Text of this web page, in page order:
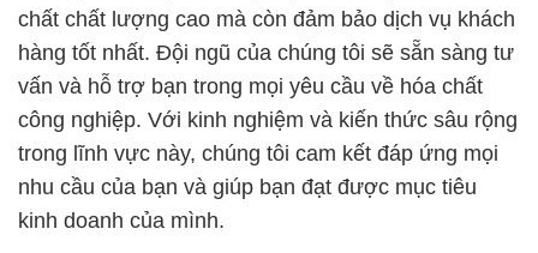
chất chất lượng cao mà còn đảm bảo dịch vụ khách
hàng tốt nhất. Đội ngũ của chúng tôi sẽ sẵn sàng tư
vấn và hỗ trợ bạn trong mọi yêu cầu về hóa chất
công nghiệp. Với kinh nghiệm và kiến thức sâu rộng
trong lĩnh vực này, chúng tôi cam kết đáp ứng mọi
nhu cầu của bạn và giúp bạn đạt được mục tiêu
kinh doanh của mình.